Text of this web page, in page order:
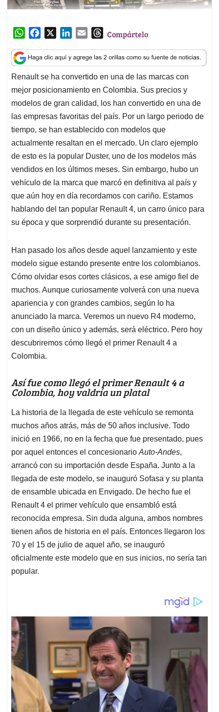
W
a
t
s
A
p
p
c
e
b
o
o
k
n
k
e
d
I
n
a
i
l
T
r
e
a
d
s
Compártelo
Renault se ha convertido en una de las marcas con
mejor posicionamiento en Colombia. Sus precios y
modelos de gran calidad, los han convertido en una de
las empresas favoritas del país. Por un largo periodo de
tiempo, se han establecido con modelos que
actualmente resaltan en el mercado. Un claro ejemplo
de esto es la popular Duster, uno de los modelos más
vendidos en los últimos meses. Sin embargo, hubo un
vehículo de la marca que marcó en definitiva al país y
que aún hoy en día recordamos con cariño. Estamos
hablando del tan popular Renault 4, un carro único para
su época y que sorprendió durante su presentación.
Han pasado los años desde aquel lanzamiento y este
modelo sigue estando presente entre los colombianos.
Cómo olvidar esos cortes clásicos, a ese amigo fiel de
muchos. Aunque curiosamente volverá con una nueva
apariencia y con grandes cambios, según lo ha
anunciado la marca. Veremos un nuevo R4 moderno,
con un diseño único y además, será eléctrico. Pero hoy
descubriremos cómo llegó el primer Renault 4 a
Colombia.
Así fue como llegó el primer Renault 4 a
Colombia, hoy valdría un platal
La historia de la llegada de este vehículo se remonta
muchos años atrás, más de 50 años inclusive. Todo
inició en 1966, no en la fecha que fue presentado, pues
por aquel entonces el concesionario Auto-Andes,
arrancó con su importación desde España. Junto a la
llegada de este modelo, se inauguró Sofasa y su planta
de ensamble ubicada en Envigado. De hecho fue el
Renault 4 el primer vehículo que ensambló está
reconocida empresa. Sin duda alguna, ambos nombres
tienen años de historia en el país. Entonces llegaron los
70 y el 15 de julio de aquel año, se inauguró
oficialmente este modelo que en sus inicios, no sería tan
popular.